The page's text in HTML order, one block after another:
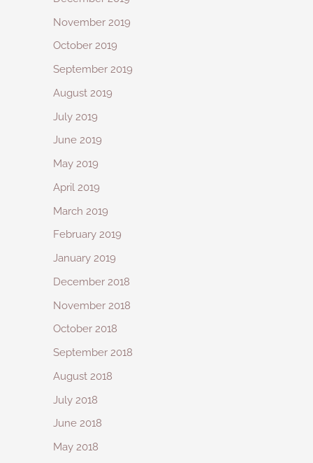
November 2019
October 2019
September 2019
August 2019
July 2019
June 2019
May 2019
April 2019
March 2019
February 2019
January 2019
December 2018
November 2018
October 2018
September 2018
August 2018
July 2018
June 2018
May 2018